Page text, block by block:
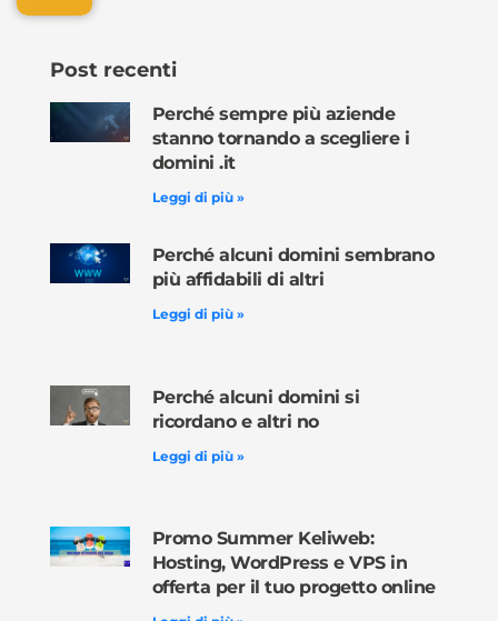
Post recenti
Perché sempre più aziende
stanno tornando a scegliere i
domini .it
Leggi di più »
Perché alcuni domini sembrano
più affidabili di altri
Leggi di più »
Perché alcuni domini si
ricordano e altri no
Leggi di più »
Promo Summer Keliweb:
Hosting, WordPress e VPS in
offerta per il tuo progetto online